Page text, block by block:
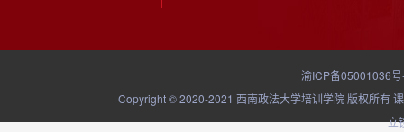
渝ICP备05001036
Copyright © 2020-2021 西南政法大学培训学院 版权所有
立